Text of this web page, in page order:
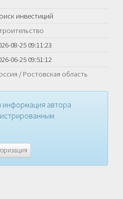
инвестиций
08-25 09:11:23
06-25 09:51:12
/ Ростовская область
информация автора